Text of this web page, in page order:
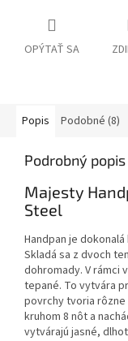
OPÝTAŤ SA
Popis Podobné (8)
Podrobný popis
Majesty
Steel
Handpan je
Skladá sa z dvoch
dohromady. V rámci
tepané. To vytvára
povrchy tvoria rôzne
kruhom 8 nôt a
vytvárajú jasné,